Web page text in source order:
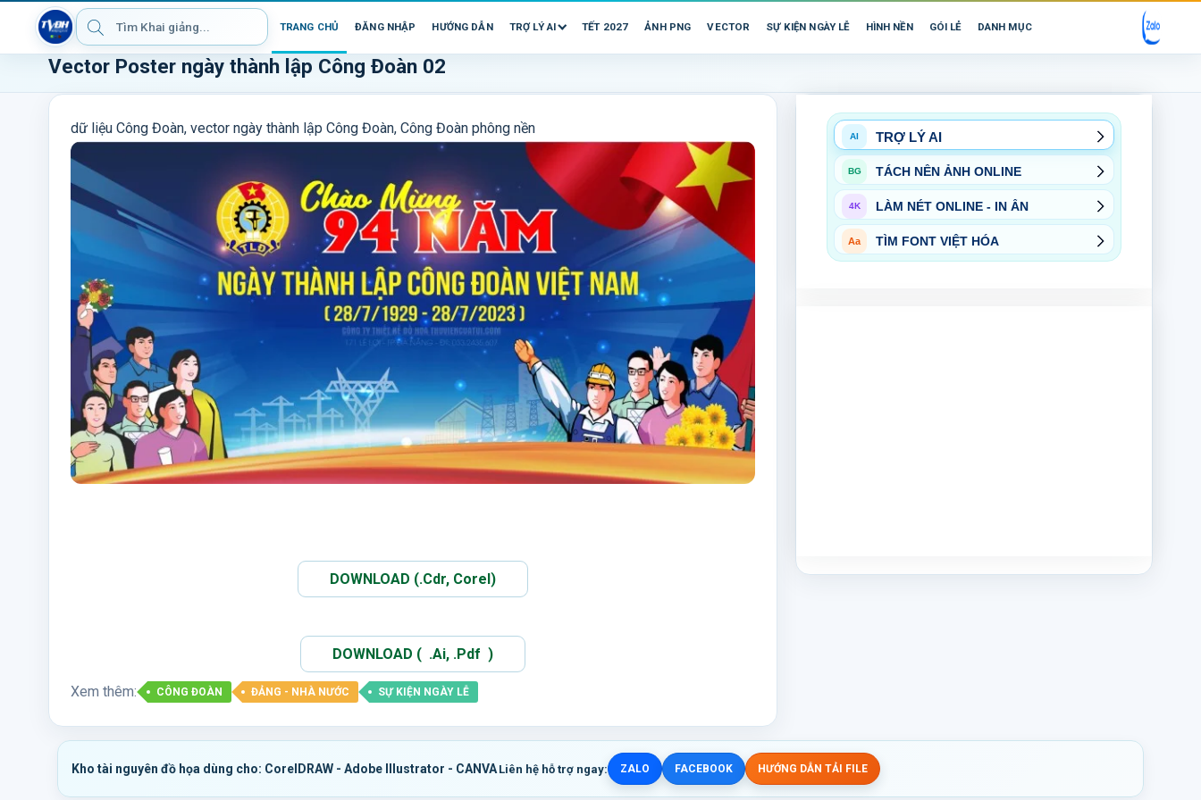
TRANG CHỦ ĐĂNG NHẬP HƯỚNG DẪN TRỢ LÝ AI TẾT 2027 ẢNH PNG VECTOR SỰ KIỆN NGÀY LỄ HÌNH NỀN GÓI LẺ DANH MỤC
Vector Poster ngày thành lập Công Đoàn 02
dữ liệu Công Đoàn, vector ngày thành lập Công Đoàn, Công Đoàn phông nền
DOWNLOAD (.Cdr, Corel)
DOWNLOAD ( .Ai, .Pdf )
Xem thêm: CÔNG ĐOÀN ĐẢNG - NHÀ NƯỚC SỰ KIỆN NGÀY LỄ
AI TRỢ LÝ AI
BG TÁCH NỀN ẢNH ONLINE
4K LÀM NÉT ONLINE - IN ẤN
Aa TÌM FONT VIỆT HÓA
Kho tài nguyên đồ họa dùng cho: CorelDRAW - Adobe Illustrator - CANVA Liên hệ hỗ trợ ngay: ZALO FACEBOOK HƯỚNG DẪN TẢI FILE